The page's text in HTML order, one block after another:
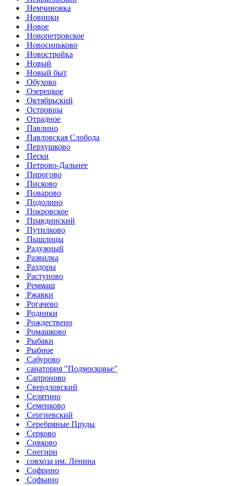
Немчиновка
Новинки
Новое
Новопетровское
Новосиньково
Новостройка
Новый
Новый быт
Обухово
Озерецкое
Октябрьский
Островцы
Отрадное
Павлино
Павловская Слобода
Перхушково
Пески
Петрово-Дальнее
Пирогово
Писково
Поварово
Подолино
Покровское
Правдинский
Путилково
Пышлицы
Радужный
Развилка
Раздоры
Растуново
Реммаш
Ржавки
Рогачево
Родники
Рождествено
Ромашково
Рыбаки
Рыбное
Сабурово
санатория "Подмосковье"
Сапроново
Свердловский
Селятино
Семенково
Сергиевский
Серебряные Пруды
Серково
Сивково
Снегири
совхоза им. Ленина
Софрино
Софьино